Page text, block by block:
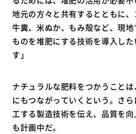
地元の方々と共有するとともに
牛糞、米ぬか、もみ殻など、現
ものを堆肥にする技術を導入し
す」
ナチュラルな肥料をつかうこと
にもつながっていくという。さ
工する製造技術を伝え、品質を
も計画中だ。